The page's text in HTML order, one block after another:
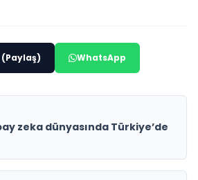
(Paylaş) WhatsApp
zeka dünyasında Türkiye’de